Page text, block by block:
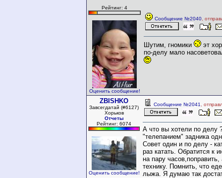
Рейтинг: 4
Оценить сообщение!
Сообщение №2040 ,
Шутим, гномики
эт
по-делу мало
ZBISHKO
Завсегдатай (#6127)
Хорьков
Отчеты
Рейтинг: 6074
Оценить сообщение!
Сообщение №2041 ,
А что вы хотели по делу
"телепанием" задника
Совет один и по делу -
раз катать. Обратится к
на пару часов,поправить,
технику. Помнить, что
лыжа. Я думаю так